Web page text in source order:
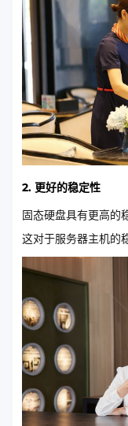
2. 更好的稳定性
固态硬盘具有更高的
这对于服务器主机的